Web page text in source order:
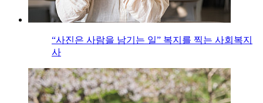
“사진은 사람을 남기는 일” 복지를 찍는 사회복지
사